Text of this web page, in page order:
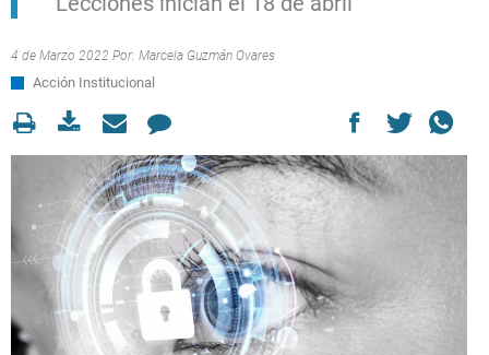
4 de Marzo 2022 Por: Marcela Guzmán Ovares
Acción Institucional